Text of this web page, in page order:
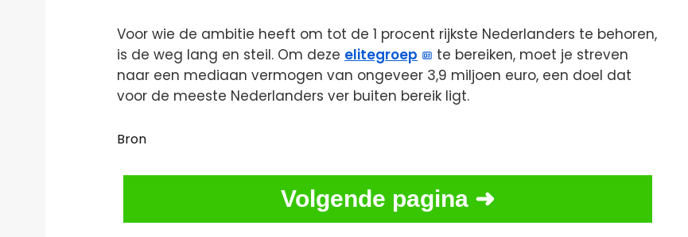
Voor wie de ambitie heeft om tot de 1 procent rijkste Nederlanders te behoren,
is de weg lang en steil. Om deze elitegroep
te bereiken, moet je streven
naar een mediaan vermogen van ongeveer 3,9 miljoen euro, een doel dat
voor de meeste Nederlanders ver buiten bereik ligt.
Bron
Volgende pagina ➜